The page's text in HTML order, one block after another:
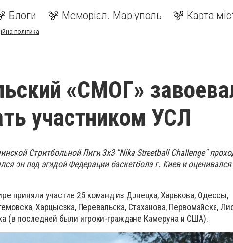
Блоги Меморіал. Маріуполь Карта
політика
«СМОГ»
участником УСЛ
Стритбольной Лиги 3х3 "Nika Streetball Challenge"
он под эгидой Федерации баскетбола г. Киев и
приняли участие 25 команд из Донецка, Харькова, Одессы,
Харцысзка, Перевальска, Стаханова, Первомайска,
(в последней были игроки-граждане Камеруна и США).